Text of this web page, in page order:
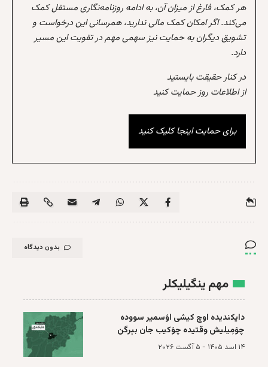
هر کمک، فارغ از میزان آن، به ادامه روزنامه‌نگاری مستقل کمک
می‌کند. اگر امکان کمک مالی ندارید، همرسانی این درخواست و
تشویق دیگران به حمایت نیز سهمی مهم در تقویت این مسیر
دارد.
در کنار حقیقت بایستید
از اطلاعات روز حمایت کنید
برای حمایت اینجا کلیک کنید
بدون دیدگاه
مهم ینگیلیکلر
دا‌یکندیده اوچ کیشی اۉسمیر سووده
چۉمِیلیش وقتیده چۉکیب جان بېرگن
۱۴ اسد ۱۴۰۵ - ۵ آگست ۲۰۲۶